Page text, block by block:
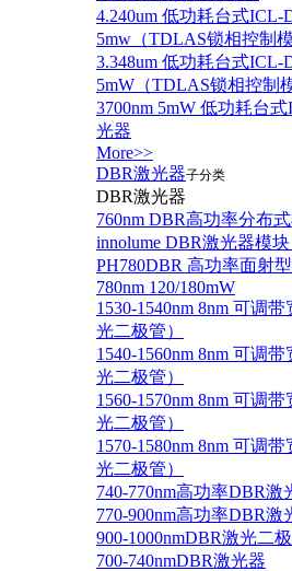
4.240um 低功耗台式
5mw（TDLAS锁相控制
3.348um 低功耗台式
5mW（TDLAS锁相控制
3700nm 5mW 低功耗台
光器
More>>
DBR激光器子分类
DBR激光器
760nm DBR高功率分布
innolume DBR激光器模块
PH780DBR 高功率面射
780nm 120/180mW
1530-1540nm 8nm 可调
光二极管）
1540-1560nm 8nm 可调
光二极管）
1560-1570nm 8nm 可调
光二极管）
1570-1580nm 8nm 可调
光二极管）
740-770nm高功率DBR激
770-900nm高功率DBR激
900-1000nmDBR激光二
700-740nmDBR激光器